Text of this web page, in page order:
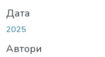
Дата
2025
Автори